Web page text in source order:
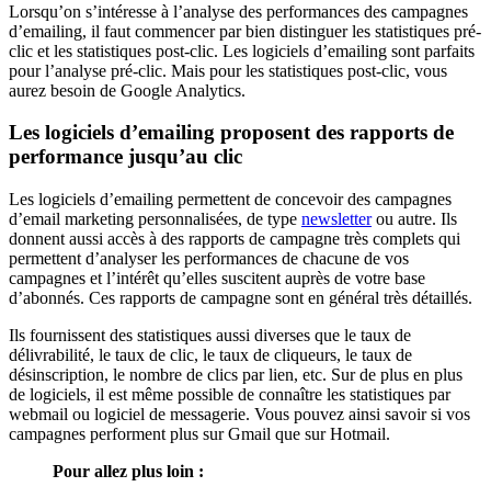
Lorsqu’on s’intéresse à l’analyse des performances des campagnes
d’emailing, il faut commencer par bien distinguer les statistiques pré-
clic et les statistiques post-clic. Les logiciels d’emailing sont parfaits
pour l’analyse pré-clic. Mais pour les statistiques post-clic, vous
aurez besoin de Google Analytics.
Les logiciels d’emailing proposent des rapports de
performance jusqu’au clic
Les logiciels d’emailing permettent de concevoir des campagnes
d’email marketing personnalisées, de type newsletterou autre. Ils
donnent aussi accès à des rapports de campagne très complets qui
permettent d’analyser les performances de chacune de vos
campagnes et l’intérêt qu’elles suscitent auprès de votre base
d’abonnés. Ces rapports de campagne sont en général très détaillés.
Ils fournissent des statistiques aussi diverses que le taux de
délivrabilité, le taux de clic, le taux de cliqueurs, le taux de
désinscription, le nombre de clics par lien, etc. Sur de plus en plus
de logiciels, il est même possible de connaître les statistiques par
webmail ou logiciel de messagerie. Vous pouvez ainsi savoir si vos
campagnes performent plus sur Gmail que sur Hotmail.
Pour allez plus loin :